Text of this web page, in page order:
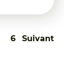
6 Suivant